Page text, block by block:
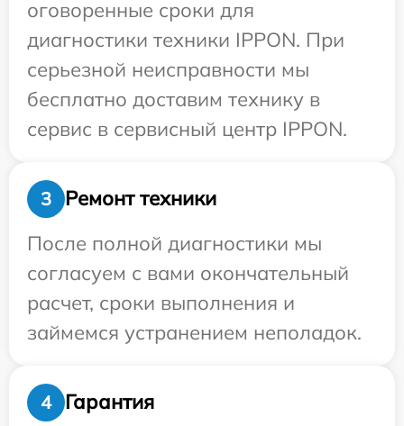
оговоренные сроки для
диагностики техники IPPON. При
серьезной неисправности мы
бесплатно доставим технику в
сервис в сервисный центр IPPON.
3
Ремонт техники
После полной диагностики мы
согласуем с вами окончательный
расчет, сроки выполнения и
займемся устранением неполадок.
4
Гарантия